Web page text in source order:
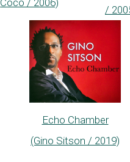
Coco / 2006)
/
Echo Chamber
(Gino Sitson / 2019)